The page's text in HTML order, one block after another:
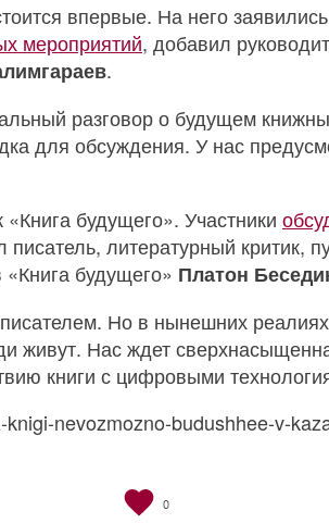
впервые. На него
мероприятий, добавил
.
разговор о будущем
для обсуждения. У нас
будущего». Участники
литературный критик,
будущего» Платон
Но в нынешних
живут. Нас ждет
книги с цифровыми
nevozmozno-budushhee-v-
0